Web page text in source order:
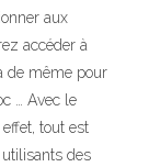
aux
accéder à
de même pour
… Avec le
tout est
des